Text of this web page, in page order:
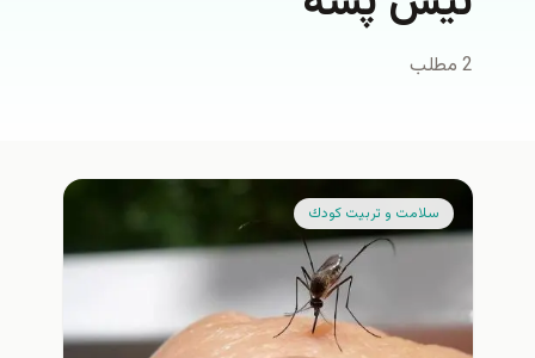
2 مطلب
سلامت و تربيت كودك